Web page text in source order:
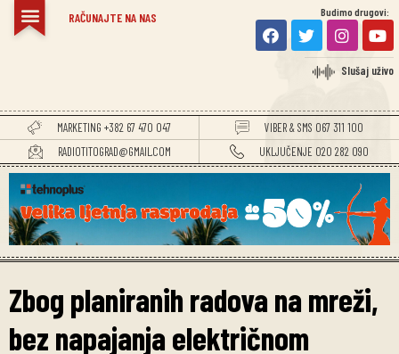
RAČUNAJTE NA NAS Budimo drugovi:
Slušaj uživo
MARKETING +382 67 470 047
VIBER & SMS 067 311 100
RADIOTITOGRAD@GMAIL.COM
UKLJUČENJE 020 282 090
Zbog planiranih radova na mreži,
bez napajanja električnom